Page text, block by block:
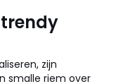
zijn
smalle riem over